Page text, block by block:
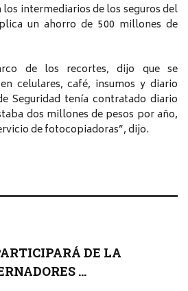
intermediarios de los seguros del
un ahorro de 500 millones de
de los recortes, dijo que se
celulares, café, insumos y diario
Seguridad tenía contratado diario
dos millones de pesos por año,
de fotocopiadoras”, dijo.
DE LA
...